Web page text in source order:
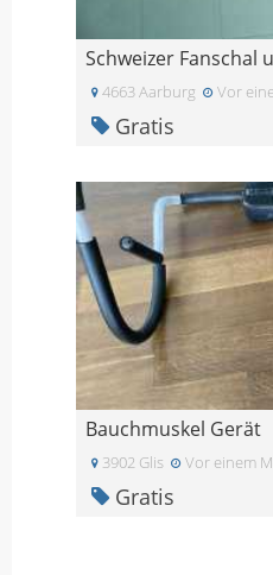
Schweizer Fanschal
4663 Aarburg Vor
Gratis
Bauchmuskel Gerät
3902 Glis Vor einem
Gratis